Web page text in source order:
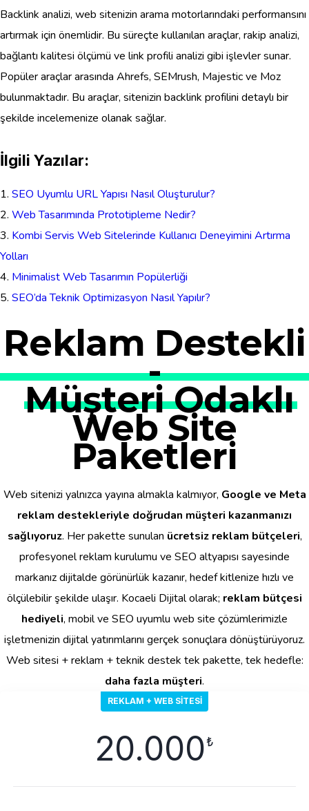
Backlink analizi, web sitenizin arama motorlarındaki performansını
artırmak için önemlidir. Bu süreçte kullanılan araçlar, rakip analizi,
bağlantı kalitesi ölçümü ve link profili analizi gibi işlevler sunar.
Popüler araçlar arasında Ahrefs, SEMrush, Majestic ve Moz
bulunmaktadır. Bu araçlar, sitenizin backlink profilini detaylı bir
şekilde incelemenize olanak sağlar.
İlgili Yazılar:
SEO Uyumlu URL Yapısı Nasıl Oluşturulur?
Web Tasarımında Prototipleme Nedir?
Kombi Servis Web Sitelerinde Kullanıcı Deneyimini Artırma
Yolları
Minimalist Web Tasarımın Popülerliği
SEO’da Teknik Optimizasyon Nasıl Yapılır?
Reklam Destekli
-
Müşteri Odaklı
Web Site
Paketleri
Web sitenizi yalnızca yayına almakla kalmıyor, Google ve Meta
reklam destekleriyle doğrudan müşteri kazanmanızı
sağlıyoruz. Her pakette sunulan ücretsiz reklam bütçeleri,
profesyonel reklam kurulumu ve SEO altyapısı sayesinde
markanız dijitalde görünürlük kazanır, hedef kitlenize hızlı ve
ölçülebilir şekilde ulaşır. Kocaeli Dijital olarak; reklam bütçesi
hediyeli, mobil ve SEO uyumlu web site çözümlerimizle
işletmenizin dijital yatırımlarını gerçek sonuçlara dönüştürüyoruz.
Web sitesi + reklam + teknik destek tek pakette, tek hedefle:
daha fazla müşteri.
REKLAM + WEB SITESI
20.000₺